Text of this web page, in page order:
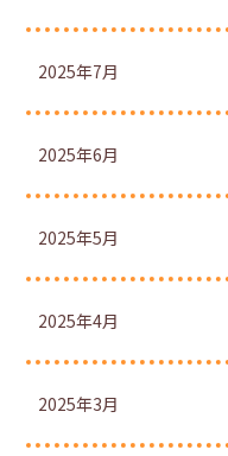
2025年7月
2025年6月
2025年5月
2025年4月
2025年3月